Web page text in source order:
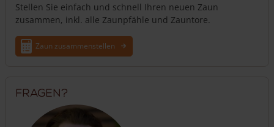
Stellen Sie einfach und schnell Ihren neuen Zaun
zusammen, inkl. alle Zaunpfähle und Zauntore.
Zaun zusammenstellen
Fragen?